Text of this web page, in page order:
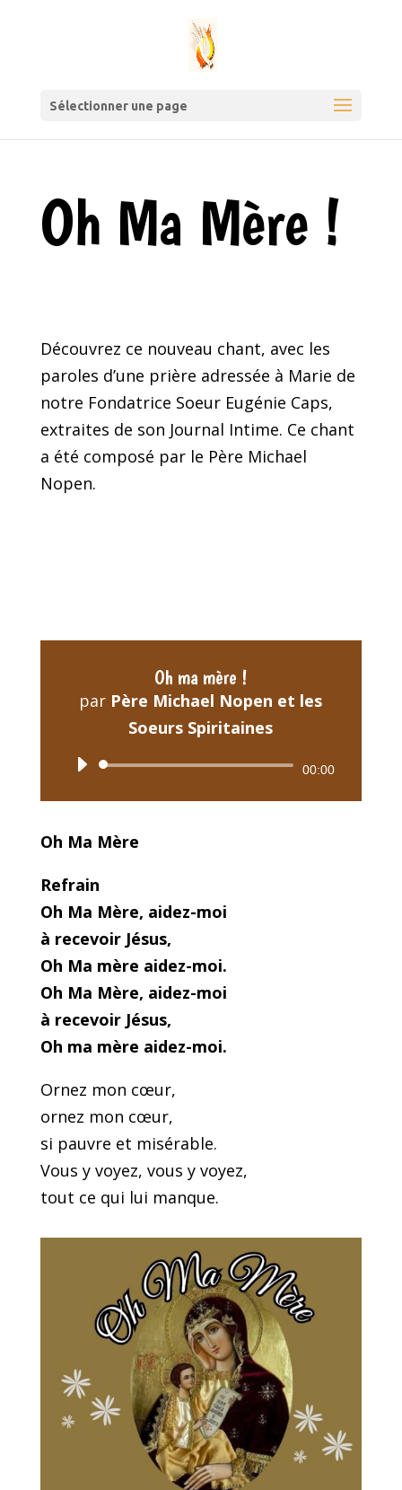
Sélectionner une page
Oh Ma Mère !
Découvrez ce nouveau chant, avec les
paroles d’une prière adressée à Marie de
notre Fondatrice Soeur Eugénie Caps,
extraites de son Journal Intime. Ce chant
a été composé par le Père Michael
Nopen.
Oh ma mère !
par Père Michael Nopen et les
Soeurs Spiritaines
Lecteur
audio
00:00
Oh Ma Mère
Refrain
Oh Ma Mère, aidez-moi
à recevoir Jésus,
Oh Ma mère aidez-moi.
Oh Ma Mère, aidez-moi
à recevoir Jésus,
Oh ma mère aidez-moi.
Ornez mon cœur,
ornez mon cœur,
si pauvre et misérable.
Vous y voyez, vous y voyez,
tout ce qui lui manque.